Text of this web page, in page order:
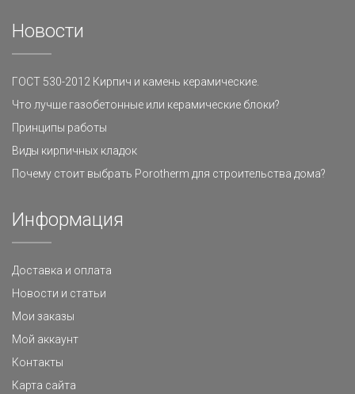
Новости
ГОСТ 530-2012 Кирпич и камень керамические.
Что лучше газобетонные или керамические блоки?
Принципы работы
Виды кирпичных кладок
Почему стоит выбрать Porotherm для строительства дома?
Информация
Доставка и оплата
Новости и статьи
Мои заказы
Мой аккаунт
Контакты
Карта сайта